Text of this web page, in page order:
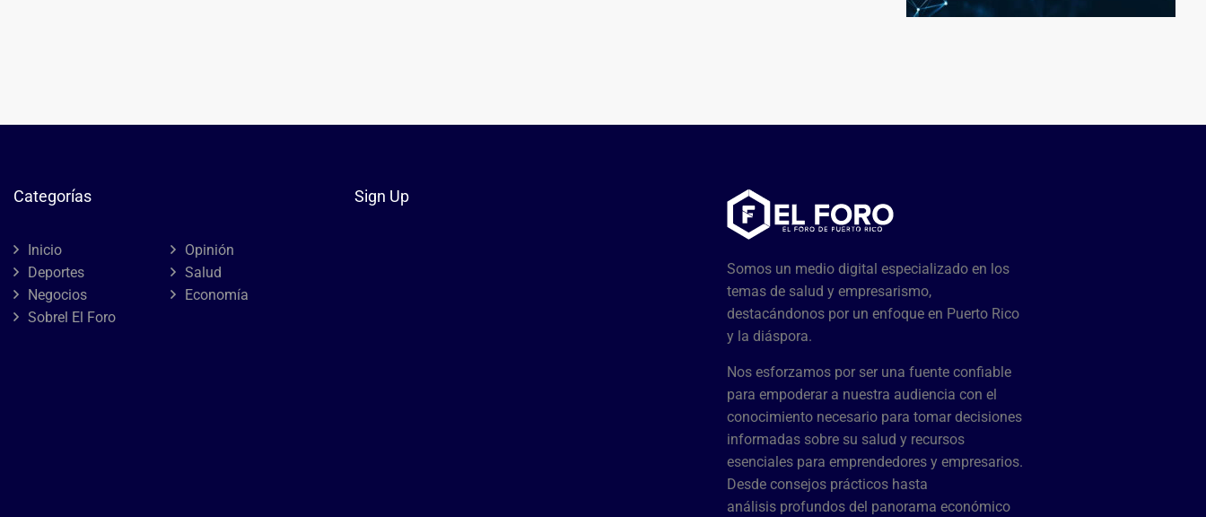
Categorías
Inicio
Opinión
Deportes
Salud
Negocios
Economía
Sobrel El Foro
Sign Up
Somos un medio digital especializado en los
temas de salud y empresarismo,
destacándonos por un enfoque en Puerto Rico
y la diáspora.
Nos esforzamos por ser una fuente confiable
para empoderar a nuestra audiencia con el
conocimiento necesario para tomar decisiones
informadas sobre su salud y recursos
esenciales para emprendedores y empresarios.
Desde consejos prácticos hasta
análisis profundos del panorama económico